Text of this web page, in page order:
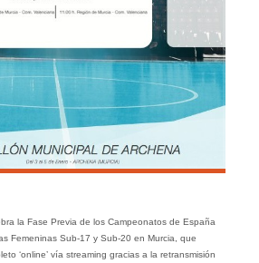
la Fase Previa de los Campeonatos de España
Femeninas Sub-17 y Sub-20 en Murcia, que
‘online’ vía streaming gracias a la retransmisión